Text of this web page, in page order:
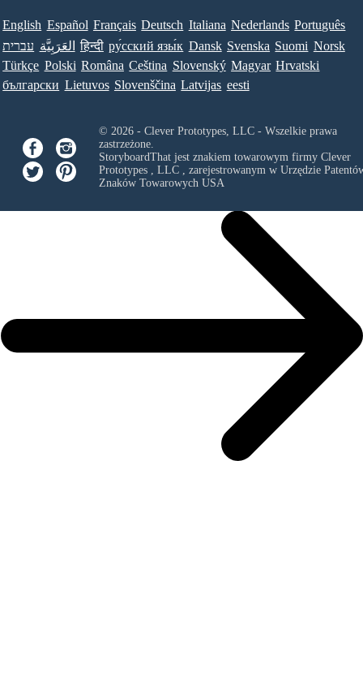
English Español Français Deutsch Italiana Nederlands Português
עברית العَرَبِيَّة हिन्दी ру́сский язы́к Dansk Svenska Suomi Norsk
Türkçe Polski Româna Ceština Slovenský Magyar Hrvatski
български Lietuvos Slovenščina Latvijas eesti
© 2026 - Clever Prototypes, LLC - Wszelkie prawa
zastrzeżone.
StoryboardThat jest znakiem towarowym firmy Clever
Prototypes , LLC, zarejestrowanym w Urzędzie
Znaków Towarowych USA